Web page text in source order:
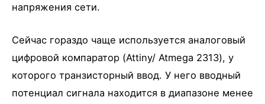
напряжения сети.
Сейчас гораздо чаще используется аналоговый
цифровой компаратор (Attiny/ Atmega 2313), у
которого транзисторный ввод. У него вводный
потенциал сигнала находится в диапазоне менее